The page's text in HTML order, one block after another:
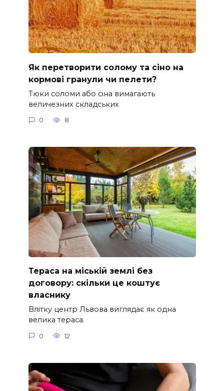
Як перетворити солому та сіно на
кормові гранули чи пелети?
Тюки соломи або сіна вимагають
величезних складських
0 8
Тераса на міській землі без
договору: скільки це коштує
власнику
Влітку центр Львова виглядає як одна
велика тераса.
0 12